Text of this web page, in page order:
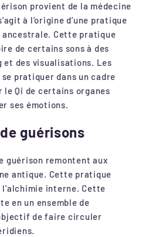
provient de la médecine
à l’origine d’une pratique
ancestrale. Cette pratique
de certains sons à des
et des visualisations. Les
pratiquer dans un cadre
Qi de certains organes
ses émotions.
guérisons
guérison remontent aux
antique. Cette pratique
interne. Cette
en un ensemble de
de faire circuler